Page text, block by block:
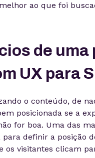
ao que foi
de uma
UX para
o conteúdo, de
posicionada se a
for boa. Uma das
para definir a posição
os visitantes clicam